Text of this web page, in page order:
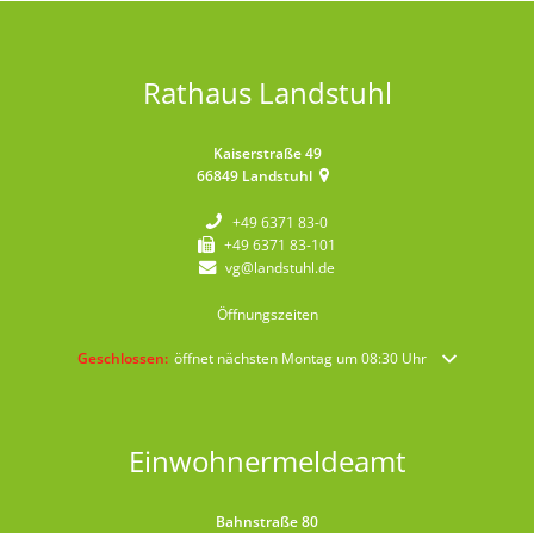
Rathaus Landstuhl
Kaiserstraße 49
66849 Landstuhl
+49 6371 83-0
+49 6371 83-101
vg@landstuhl.de
Öffnungszeiten
Klicken, um weitere Öffnungs- oder Schließzeiten auszublenden
Geschlossen: öffnet nächsten Montag um 08:30 Uhr
Einwohnermeldeamt
Bahnstraße 80